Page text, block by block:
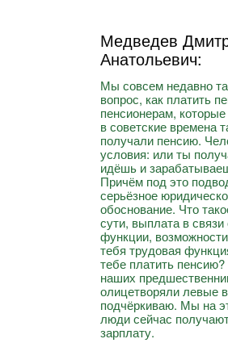
Медведев
Анатольевич:
Мы совсем недавно
вопрос, как платить
пенсионерам,
в советские времена
получали пенсию.
условия: или ты
идёшь и
Причём под это
серьёзное
обоснование. Что
сути, выплата в
функции,
тебя трудовая
тебе платить
наших
олицетворяли левые
подчёркиваю. Мы на
люди сейчас
зарплату.